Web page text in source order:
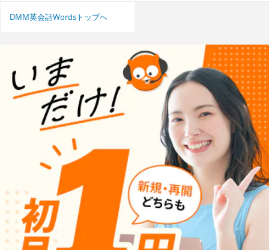
DMM英会話Wordsトップへ